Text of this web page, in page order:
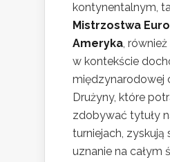
kontynentalnym,
Mistrzostwa
Ameryka,
w kontekście
międzynarodowej
Drużyny, które
zdobywać tytuły
turniejach, zyskują
uznanie na całym